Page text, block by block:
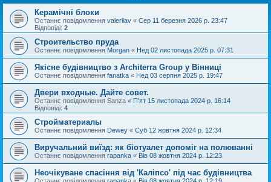
Керамічні блоки
Останнє повідомлення valeriiav « Сер 11 березня 2026 р. 23:47
Відповіді: 2
Строительство пруда
Останнє повідомлення Morgan « Нед 02 листопада 2025 р. 07:31
Якісне будівництво з Architerra Group у Вінниці
Останнє повідомлення fanatka « Нед 03 серпня 2025 р. 19:47
Двери входные. Дайте совет.
Останнє повідомлення Sanza « П'ят 15 листопада 2024 р. 16:14
Відповіді: 4
Стройматериалы
Останнє повідомлення Dewey « Суб 12 жовтня 2024 р. 12:34
Виручальний виїзд: як біотуалет допоміг на полюванні
Останнє повідомлення rapanka « Вів 08 жовтня 2024 р. 12:23
Неочікуване спасіння від 'Каліпсо' під час будівництва
Останнє повідомлення rapanka « Вів 08 жовтня 2024 р. 12:19